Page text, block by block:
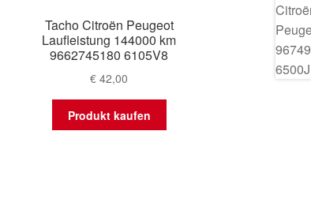
Tacho Citroën Peugeot
Laufleistung 144000 km
9662745180 6105V8
€ 42,00
Produkt kaufen